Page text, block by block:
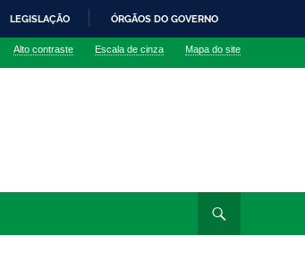
LEGISLAÇÃO ÓRGÃOS DO GOVERNO
Alto contraste Escala de cinza Mapa do site